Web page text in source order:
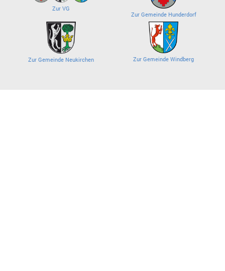
Zur VG
Zur Gemeinde Hunderdorf
Zur Gemeinde Neukirchen Zur Gemeinde Windberg